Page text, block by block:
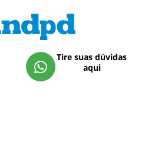
Tire suas dúvidas
aqui